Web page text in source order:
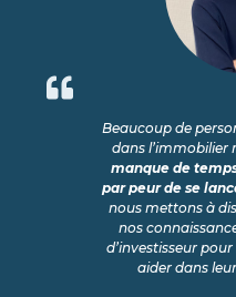
Beaucoup de
dans l’immobilier
manque de
par peur de se
nous mettons à
nos
d’investisseur
aider dans